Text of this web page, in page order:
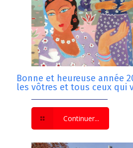
Bonne et heureuse année
les vôtres et tous ceux qui
Continuer...